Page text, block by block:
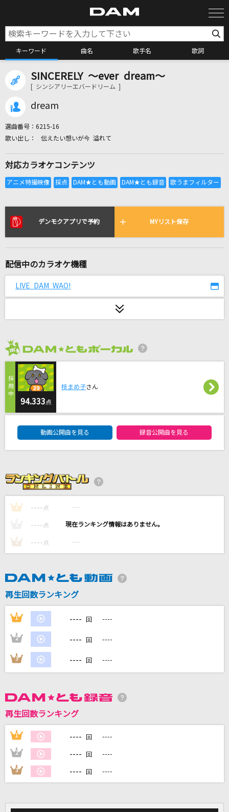
キーワード 曲名 歌手名 歌詞
カラオケ検索
全国りれき
ヨルシカ
山本
夏風に溶ける feat. りりあ。,南雲ゆうき
[良音]COLORS
FLOW
[生音]いい日旅立ち
山口百恵
黄金魂
湘南乃風
杉山清貴&オメガトライブ
幸せであれ
怪獣の花唄
IGNITE
藍井エイル
もっと見る
カラオケ最新情報をチェック！
DAMに会員登録・ログインして
カラオケをもっと楽しもう！
自宅でカラオケ歌い放題！
SINCERELY ～ever dream～
[ シンシアリーエバードリーム ]
dream
選曲番号： 6215-16
伝えたい想いが今 溢れて
対応カラオケコンテンツ
デンモクアプリで予約 MYリスト保存
配信中のカラオケ機種
LIVE DAM WAO!
94.333点
枝まめ子さん
動画公開曲を見る 録音公開曲を見る
1 ---- 点 ----
---- 点 ----
3 ---- 点 ----
再生回数ランキング
1 ---- 回 ----
2 ---- 回 ----
3 ---- 回 ----
再生回数ランキング
1 ---- 回 ----
2 ---- 回 ----
3 ---- 回 ----